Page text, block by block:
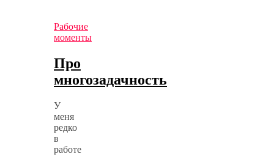
Рабочие
моменты
Про
многозадачность
У
меня
редко
в
работе